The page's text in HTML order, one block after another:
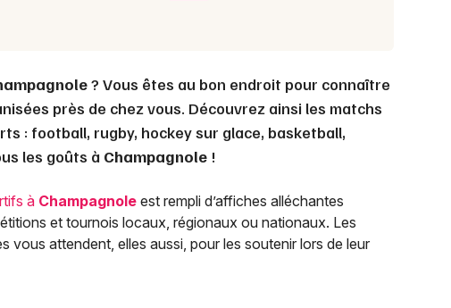
? Vous êtes au bon endroit pour connaître
près de chez vous. Découvrez ainsi les matchs
: football, rugby, hockey sur glace, basketball,
les goûts à Champagnole !
à Champagnole est rempli d’affiches alléchantes
et tournois locaux, régionaux ou nationaux. Les
vous attendent, elles aussi, pour les soutenir lors de leur